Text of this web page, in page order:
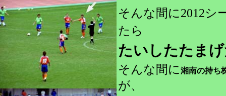
そんな間に2012シ
たら
たいしたたま
そんな間に 湘南の持ち
が、